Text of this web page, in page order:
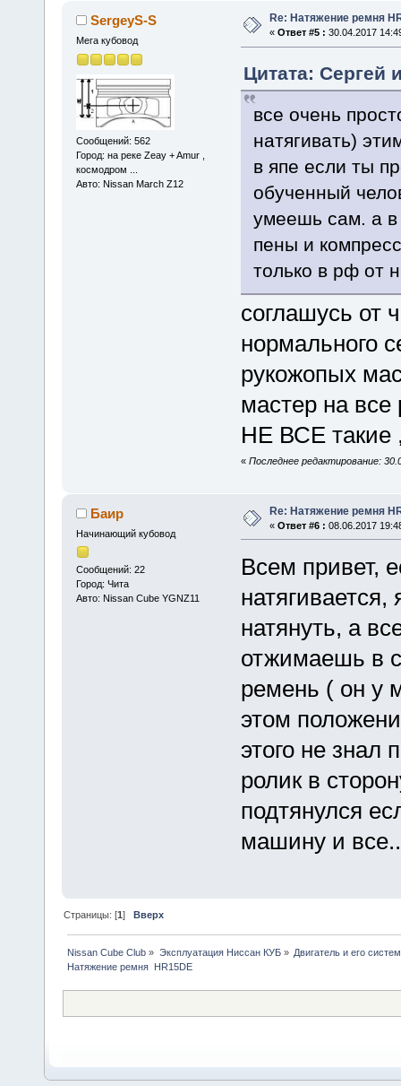
SergeyS-S
Мега кубовод
Сообщений: 562
Город: на реке Zeay + Amur ,
космодром ...
Авто: Nissan March Z12
Re: Натяжение ремня
« Ответ #5 : 30.04.2017
Цитата: Сергей
все очень
натягивать)
в япе если ты
обученный
умеешь сам. а в
пены и
только в рф от
cоглашусь от
нормального
рукожопых
мастер на все
НЕ ВСЕ такие
« Последнее редактирование:
Баир
Начинающий кубовод
Сообщений: 22
Город: Чита
Авто: Nissan Cube YGNZ11
Re: Натяжение ремня
« Ответ #6 : 08.06.2017
Всем привет,
натянуть, а
отжимаешь в
ремень ( он у
этом
этого не знал
ролик в
подтянулся
машину и
Страницы: [1]Вверх
Nissan Cube Club » Эксплуатация Ниссан КУБ» Двигатель и его
Натяжение ремня  HR15DE